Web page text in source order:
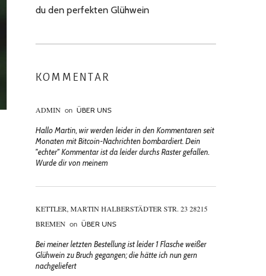
du den perfekten Glühwein
KOMMENTAR
ADMIN on ÜBER UNS
Hallo Martin, wir werden leider in den Kommentaren seit
Monaten mit Bitcoin-Nachrichten bombardiert. Dein
"echter" Kommentar ist da leider durchs Raster gefallen.
Wurde dir von meinem
KETTLER, MARTIN HALBERSTÄDTER STR. 23 28215
BREMEN on ÜBER UNS
Bei meiner letzten Bestellung ist leider 1 Flasche weißer
Glühwein zu Bruch gegangen; die hätte ich nun gern
nachgeliefert